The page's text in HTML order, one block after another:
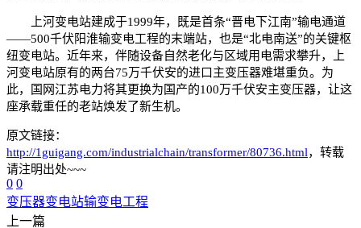
上河变电站建成于1999年，既是首条“晋电下江南”输电通道
——500千伏阳淮输变电工程的末端站，也是“北电南送”的关键枢
纽变电站。近年来，伴随设备自然老化与区域用电需求攀升，上
河变电站原有的两台75万千伏安的进口主变压器难堪重负。为
此，国网江苏电力将其更换为国产的100万千伏安主变压器，让这
座承载重任的老站焕发了新生机。
原文链接：
http://1guigang.com/industrialchain/transformer/80736.html，转载
请注明出处~~~
0 0
变压器变电站输变电工程
上一篇